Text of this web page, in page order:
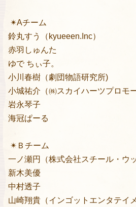
✴︎Aチーム
鈴丸すう（kyueeen.Inc）
赤羽しゅんた
ゆで ちぃ子。
小川春樹（劇団物語研究所)
小城祐介（㈱スカイハーツプロモ
岩永琴子
海冠ぱーる
✴︎Ｂチーム
一ノ瀬円（株式会社スチール・ウ
新木美優
中村透子
山崎翔貴（インゴットエンタテイ